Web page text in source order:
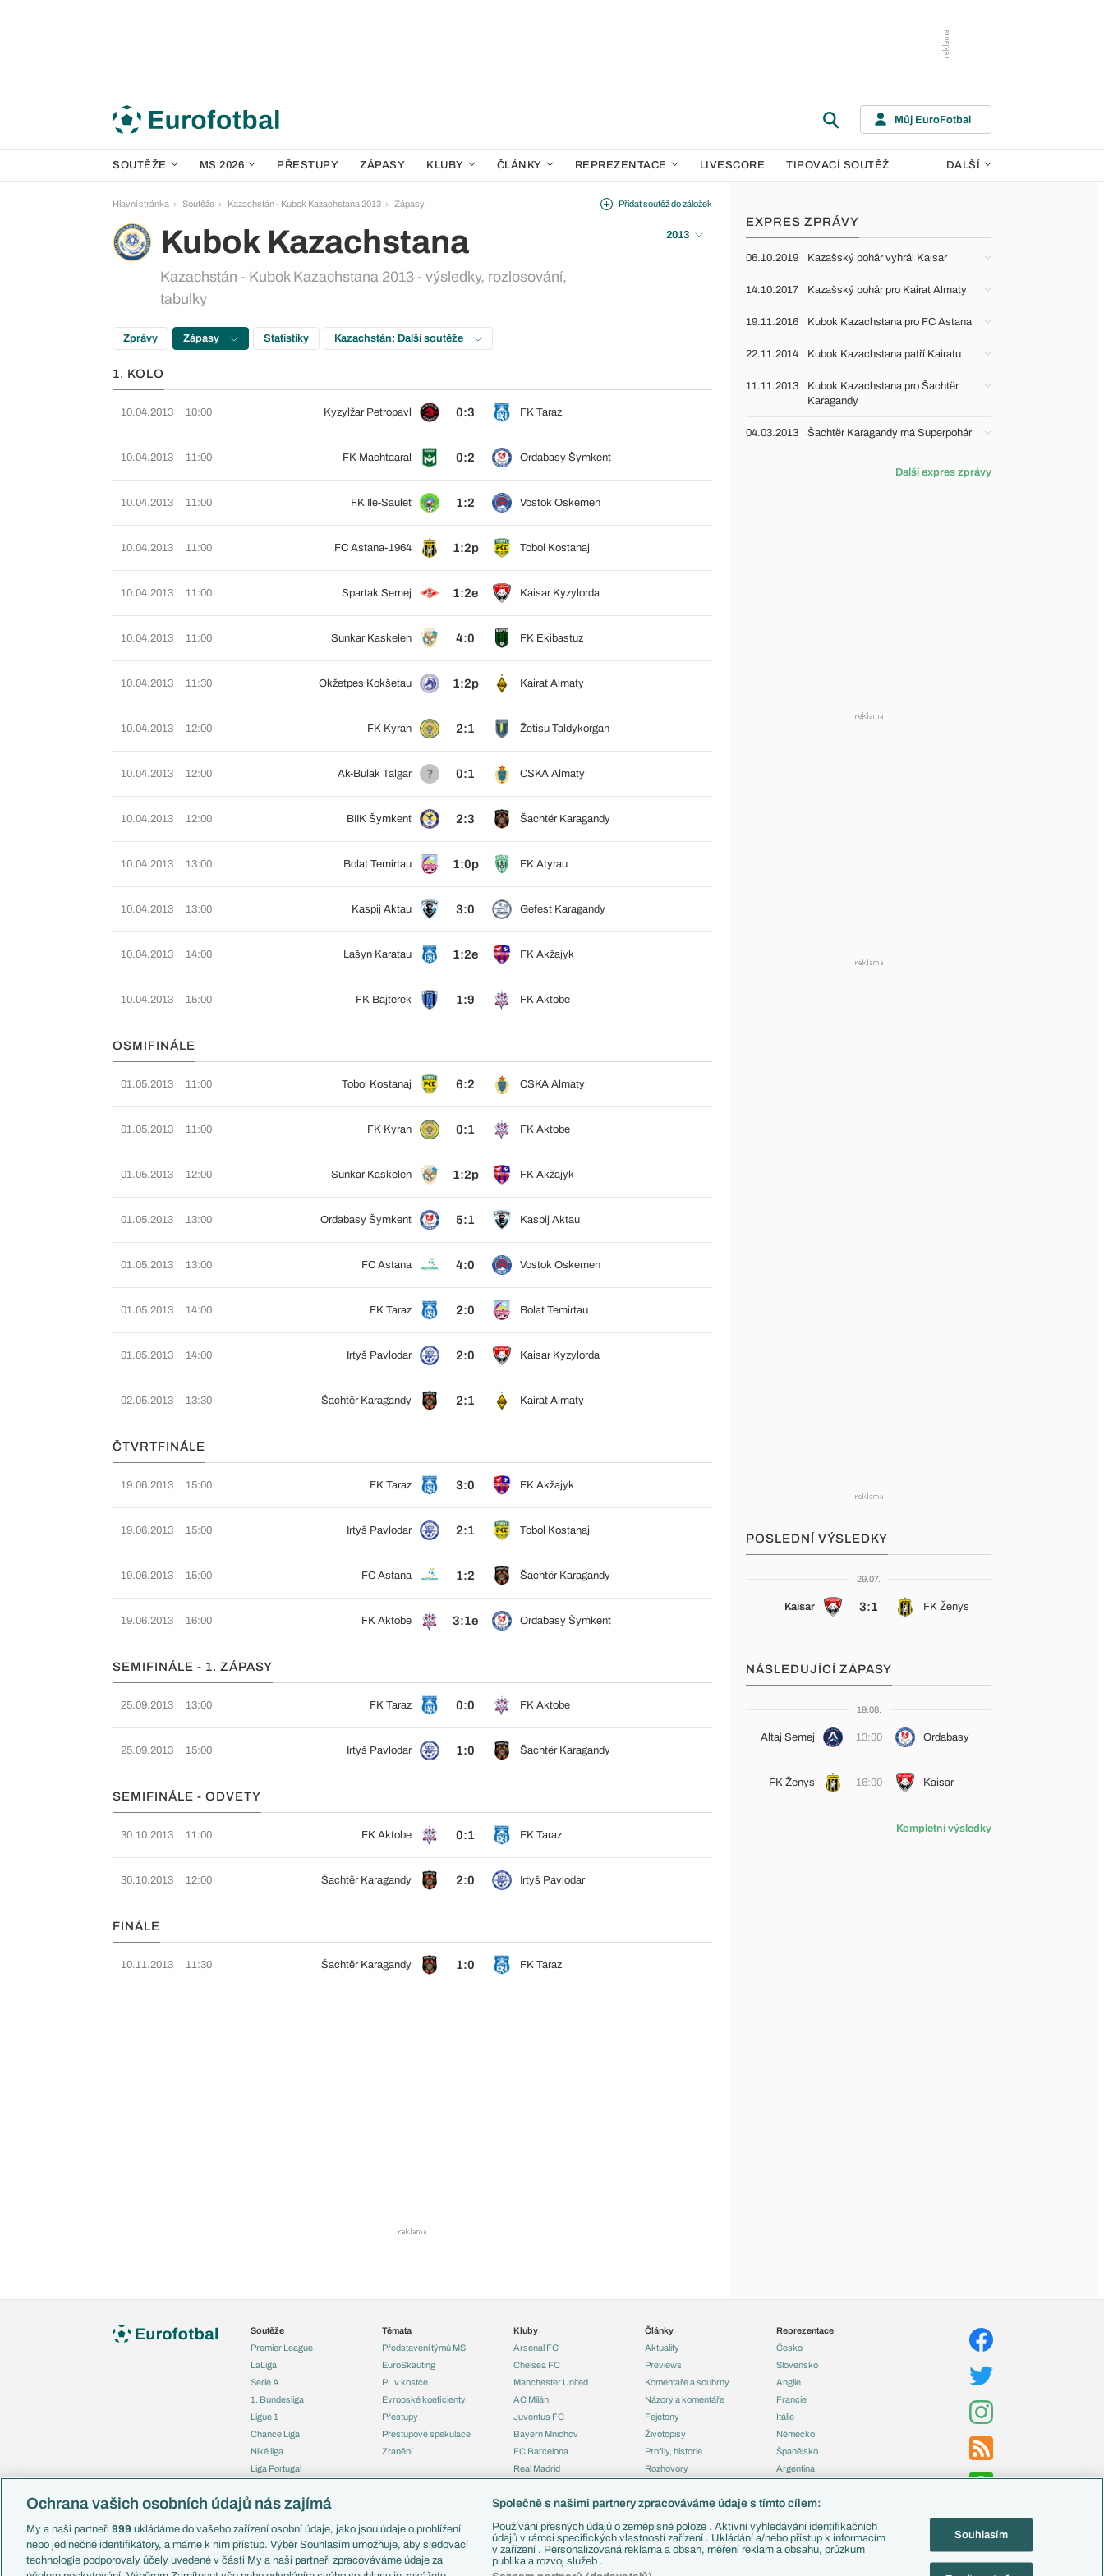
Můj EuroFotbal
SOUTĚŽE MS 2026 PŘESTUPY ZÁPASY KLUBY ČLÁNKY REPREZENTACE LIVESCORE TIPOVACÍ SOUTĚŽ DALŠÍ
Hlavní stránka Soutěže Kazachstán - Kubok Kazachstana 2013 Zápasy
Kubok Kazachstana
Kazachstán - Kubok Kazachstana 2013 - výsledky, rozlosování,
tabulky
Přidat soutěž do záložek
2013
Zprávy Zápasy Statistiky Kazachstán: Další soutěže
1. KOLO
10.04.2013 10:00 Kyzylžar Petropavl 0:3 FK Taraz
10.04.2013 11:00 FK Machtaaral 0:2 Ordabasy Šymkent
10.04.2013 11:00 FK Ile-Saulet 1:2 Vostok Oskemen
10.04.2013 11:00 FC Astana-1964 1:2p Tobol Kostanaj
10.04.2013 11:00 Spartak Semej 1:2e Kaisar Kyzylorda
10.04.2013 11:00 Sunkar Kaskelen 4:0 FK Ekibastuz
10.04.2013 11:30 Okžetpes Kokšetau 1:2p Kairat Almaty
10.04.2013 12:00 FK Kyran 2:1 Žetisu Taldykorgan
10.04.2013 12:00 Ak-Bulak Talgar 0:1 CSKA Almaty
10.04.2013 12:00 BIIK Šymkent 2:3 Šachtër Karagandy
10.04.2013 13:00 Bolat Temirtau 1:0p FK Atyrau
10.04.2013 13:00 Kaspij Aktau 3:0 Gefest Karagandy
10.04.2013 14:00 Lašyn Karatau 1:2e FK Akžajyk
10.04.2013 15:00 FK Bajterek 1:9 FK Aktobe
OSMIFINÁLE
01.05.2013 11:00 Tobol Kostanaj 6:2 CSKA Almaty
01.05.2013 11:00 FK Kyran 0:1 FK Aktobe
01.05.2013 12:00 Sunkar Kaskelen 1:2p FK Akžajyk
01.05.2013 13:00 Ordabasy Šymkent 5:1 Kaspij Aktau
01.05.2013 13:00 FC Astana 4:0 Vostok Oskemen
01.05.2013 14:00 FK Taraz 2:0 Bolat Temirtau
01.05.2013 14:00 Irtyš Pavlodar 2:0 Kaisar Kyzylorda
02.05.2013 13:30 Šachtër Karagandy 2:1 Kairat Almaty
ČTVRTFINÁLE
19.06.2013 15:00 FK Taraz 3:0 FK Akžajyk
19.06.2013 15:00 Irtyš Pavlodar 2:1 Tobol Kostanaj
19.06.2013 15:00 FC Astana 1:2 Šachtër Karagandy
19.06.2013 16:00 FK Aktobe 3:1e Ordabasy Šymkent
SEMIFINÁLE - 1. ZÁPASY
25.09.2013 13:00 FK Taraz 0:0 FK Aktobe
25.09.2013 15:00 Irtyš Pavlodar 1:0 Šachtër Karagandy
SEMIFINÁLE - ODVETY
30.10.2013 11:00 FK Aktobe 0:1 FK Taraz
30.10.2013 12:00 Šachtër Karagandy 2:0 Irtyš Pavlodar
FINÁLE
10.11.2013 11:30 Šachtër Karagandy 1:0 FK Taraz
EXPRES ZPRÁVY
06.10.2019 Kazašský pohár vyhrál Kaisar
14.10.2017 Kazašský pohár pro Kairat Almaty
19.11.2016 Kubok Kazachstana pro FC Astana
22.11.2014 Kubok Kazachstana patří Kairatu
11.11.2013
Kubok Kazachstana pro Šachtër
Karagandy
04.03.2013 Šachtër Karagandy má Superpohár
Další expres zprávy
POSLEDNÍ VÝSLEDKY
29.07.
Kaisar 3:1 FK Ženys
NÁSLEDUJÍCÍ ZÁPASY
19.08.
Altaj Semej 13:00 Ordabasy
FK Ženys 16:00 Kaisar
Kompletní výsledky
Soutěže
Premier League
LaLiga
Serie A
1. Bundesliga
Ligue 1
Chance Liga
Niké liga
Liga Portugal
Liga mistrů
Mistrovství světa
Liga národů
Témata
Představení týmů MS
EuroSkauting
PL v kostce
Evropské koeficienty
Přestupy
Přestupové spekulace
Zranění
Kluby
Arsenal FC
Chelsea FC
Manchester United
AC Milán
Juventus FC
Bayern Mnichov
FC Barcelona
Real Madrid
Články
Aktuality
Previews
Komentáře a souhrny
Názory a komentáře
Fejetony
Životopisy
Profily, historie
Rozhovory
Reprezentace
Česko
Slovensko
Anglie
Francie
Itálie
Německo
Španělsko
Argentina
Zápasy
Livescore
Ochrana vašich osobních údajů nás zajímá
My a naši partneři 999 ukládáme do vašeho zařízení osobní údaje, jako jsou údaje o prohlížení
nebo jedinečné identifikátory, a máme k nim přístup. Výběr Souhlasím umožňuje, aby sledovací
technologie podporovaly účely uvedené v části My a naši partneři zpracováváme údaje za
Společně s našimi partnery zpracováváme údaje s tímto cílem:
Používání přesných údajů o zeměpisné poloze . Aktivní vyhledávání identifikačních
údajů v rámci specifických vlastností zařízení . Ukládání a/nebo přístup k informacím
v zařízení . Personalizovaná reklama a obsah, měření reklam a obsahu, průzkum
publika a rozvoj služeb .
Souhlasím